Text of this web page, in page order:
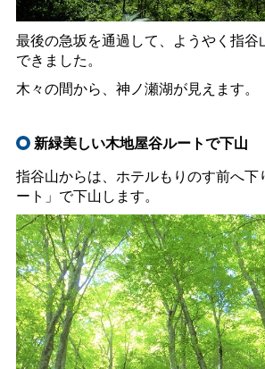
最後の急坂を通過して、ようやく指谷
できました。
木々の間から、神ノ瀬湖が見えます。
新緑美しい木地屋谷ルートで下山
指谷山からは、ホテルもりのす前へ下
ート」で下山します。